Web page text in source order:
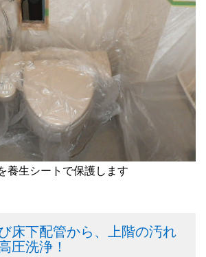
養生シートで保護します
床下配管から、上階の汚れ
圧洗浄！